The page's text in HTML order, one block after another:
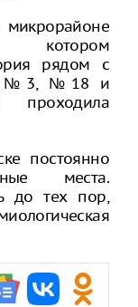
котором
рядом с
№3, №18 и
проходила
постоянно
места.
до тех пор,